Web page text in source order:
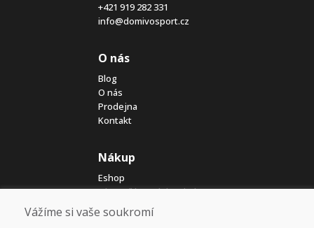
+421 919 282 331
info@domivosport.cz
O nás
Blog
O nás
Prodejna
Kontakt
Nákup
Eshop
Jak posíláme elektrokola
Obchodní podmínky
Doprava
Vážíme si vaše soukromí